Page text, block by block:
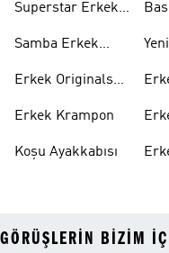
Superstar Erkek
Samba Erkek
Erkek Originals
Erkek Krampon
Koşu Ayakkabısı
GÖRÜŞLERIN BIZIM